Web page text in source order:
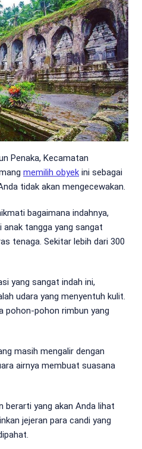
Penaka, Kecamatan
memilih obyek ini sebagai
tidak akan mengecewakan.
bagaimana indahnya,
anak tangga yang sangat
tenaga. Sekitar lebih dari 300
yang sangat indah ini,
udara yang menyentuh kulit.
pohon-pohon rimbun yang
masih mengalir dengan
airnya membuat suasana
berarti yang akan Anda lihat
jejeran para candi yang